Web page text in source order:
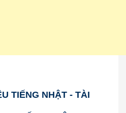
TIẾNG NHẬT - TÀI